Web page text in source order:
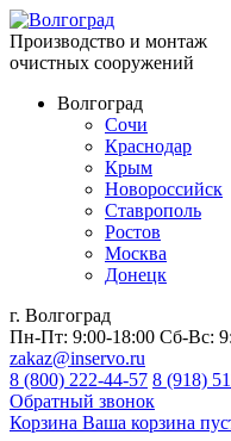
Производство и монтаж
очистных сооружений
Волгоград
Сочи
Краснодар
Крым
Новороссийск
Ставрополь
Ростов
Москва
Донецк
г. Волгоград
Пн-Пт: 9:00-18:00 Сб-Вс:
zakaz@inservo.ru
8 (800) 222-44-57 8 (918)
Обратный звонок
Корзина Ваша корзина